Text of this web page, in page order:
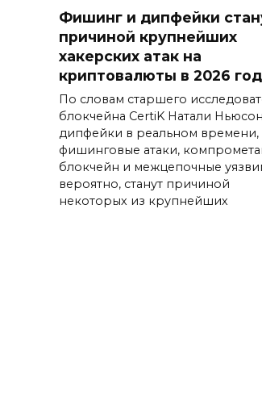
Фишинг и дипфейки
причиной крупнейших
хакерских атак на
криптовалюты в 2026
По словам старшего
блокчейна CertiK Натали
дипфейки в реальном времени,
фишинговые атаки,
блокчейн и межцепочные
вероятно, станут причиной
некоторых из крупнейших